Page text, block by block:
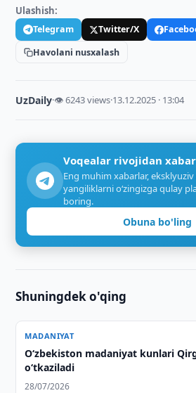
Ulashish:
Telegram Twitter/X
Havolani nusxalash
UzDaily·👁 6243 views·13.12.2025 · 13:04
Voqealar rivojidan
Eng muhim xabarlar,
yangiliklarni o‘zingizga qulay
boring.
Obuna bo'ling
Shuningdek o'qing
MADANIYAT
O‘zbekiston madaniyat kunlari
o‘tkaziladi
28/07/2026